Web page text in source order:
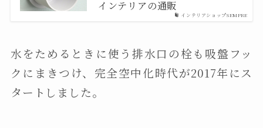
インテリアショップSEMPRE
インテリアの通販
水をためるときに使う排水口の栓も吸盤フッ
クにまきつけ、完全空中化時代が2017年にス
タートしました。